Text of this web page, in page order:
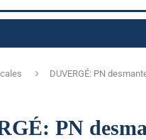
DUVERGÉ: PN
PN